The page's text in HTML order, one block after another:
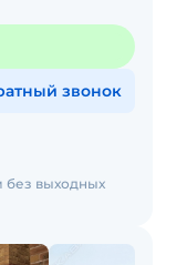
звонок
без выходных